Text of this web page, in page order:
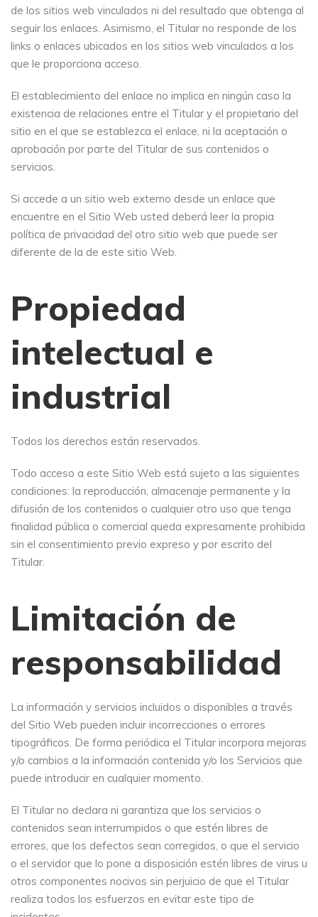
de los sitios web vinculados ni del resultado que obtenga al
seguir los enlaces. Asimismo, el Titular no responde de los
links o enlaces ubicados en los sitios web vinculados a los
que le proporciona acceso.
El establecimiento del enlace no implica en ningún caso la
existencia de relaciones entre el Titular y el propietario del
sitio en el que se establezca el enlace, ni la aceptación o
aprobación por parte del Titular de sus contenidos o
servicios.
Si accede a un sitio web externo desde un enlace que
encuentre en el Sitio Web usted deberá leer la propia
política de privacidad del otro sitio web que puede ser
diferente de la de este sitio Web.
Propiedad
intelectual e
industrial
Todos los derechos están reservados.
Todo acceso a este Sitio Web está sujeto a las siguientes
condiciones: la reproducción, almacenaje permanente y la
difusión de los contenidos o cualquier otro uso que tenga
finalidad pública o comercial queda expresamente prohibida
sin el consentimiento previo expreso y por escrito del
Titular.
Limitación de
responsabilidad
La información y servicios incluidos o disponibles a través
del Sitio Web pueden incluir incorrecciones o errores
tipográficos. De forma periódica el Titular incorpora mejoras
y/o cambios a la información contenida y/o los Servicios que
puede introducir en cualquier momento.
El Titular no declara ni garantiza que los servicios o
contenidos sean interrumpidos o que estén libres de
errores, que los defectos sean corregidos, o que el servicio
o el servidor que lo pone a disposición estén libres de virus u
otros componentes nocivos sin perjuicio de que el Titular
realiza todos los esfuerzos en evitar este tipo de